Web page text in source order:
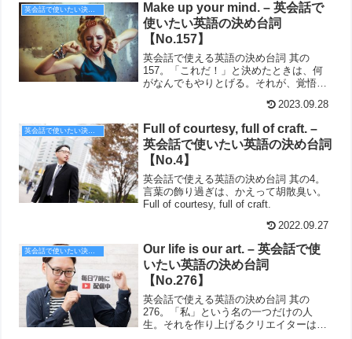
英会話で使いたい決め台詞
Make up your mind. – 英会話で
使いたい英語の決め台詞
【No.157】
英会話で使える英語の決め台詞 其の
157。「これだ！」と決めたときは、何
がなんでもやりとげる。それが、覚悟を
2023.09.28
英会話で使いたい決め台詞
Full of courtesy, full of craft. –
英会話で使いたい英語の決め台詞
【No.4】
英会話で使える英語の決め台詞 其の4。
言葉の飾り過ぎは、かえって胡散臭い。
Full of courtesy, full of craft.
2022.09.27
英会話で使いたい決め台詞
Our life is our art. – 英会話で使
いたい英語の決め台詞
【No.276】
英会話で使える英語の決め台詞 其の
276。「私」という名の一つだけの人
生。それを作り上げるクリエイターは自